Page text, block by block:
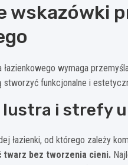
wskazówki
wymaga
funkcjonalne i
i strefy
łazienki, od którego zależy
twarz bez tworzenia cieni.